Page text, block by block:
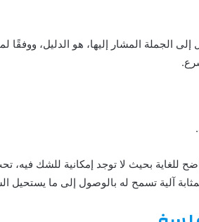
الجملة المشار إليها، هو الدليل، ووفقًا
للغاية بحيث لا توجد إمكانية للشك
آلية تسمح له بالوصول إلى ما يستحيل